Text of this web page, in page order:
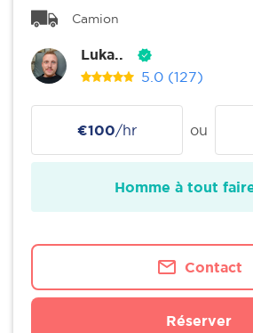
Camion
Luka..
5.0 (127)
€100/hr ou
Homme à tout
Contact
Réserver